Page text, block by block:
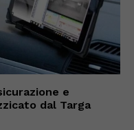
e
dal Targa